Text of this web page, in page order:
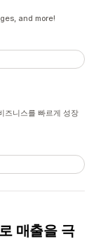
and more!
니스를 빠르게 성장
매출을 극